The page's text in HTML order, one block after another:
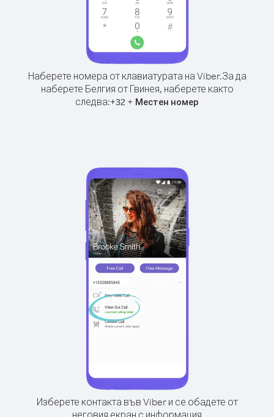
Наберете номера от клавиатурата на Viber.За да
наберете Белгия от Гвинея, наберете както
следва:+32 + Местен номер
Изберете контакта във Viber и се обадете от
неговия екран с информация